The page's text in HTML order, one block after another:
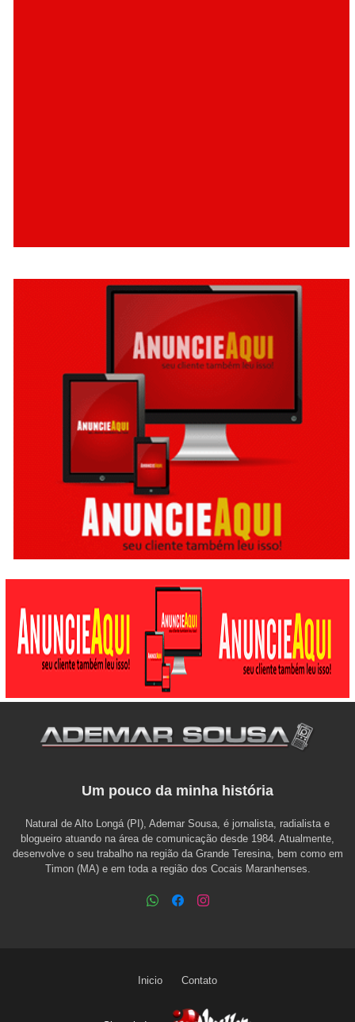
Um pouco da minha história
Natural de Alto Longá (PI), Ademar Sousa, é jornalista, radialista e
blogueiro atuando na área de comunicação desde 1984. Atualmente,
desenvolve o seu trabalho na região da Grande Teresina, bem como em
Timon (MA) e em toda a região dos Cocais Maranhenses.
Inicio Contato